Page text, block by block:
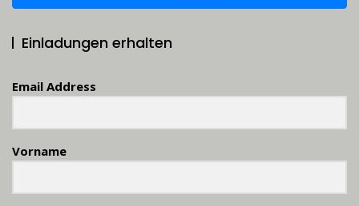
Einladungen erhalten
Email Address
Vorname